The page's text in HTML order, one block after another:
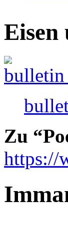
Eisen
Zu
https://